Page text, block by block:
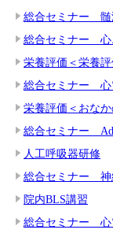
総合セミナー 髄
総合セミナー
栄養評価＜栄養
総合セミナー 心
栄養評価＜おな
総合セミナー
人工呼吸器研修
総合セミナー
院内BLS講習
総合セミナー 心